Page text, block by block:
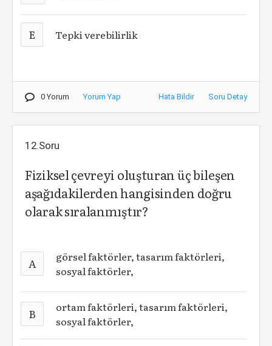
E Tepki verebilirlik
0 Yorum Yorum Yap Hata Bildir Soru Detay
12.Soru
Fiziksel çevreyi oluşturan üç bileşen
aşağıdakilerden hangisinden doğru
olarak sıralanmıştır?
A
görsel faktörler, tasarım faktörleri,
sosyal faktörler,
B
ortam faktörleri, tasarım faktörleri,
sosyal faktörler,